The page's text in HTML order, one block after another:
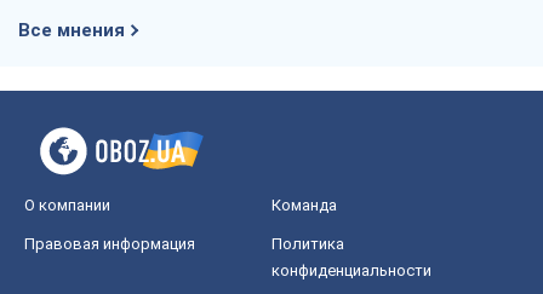
Все мнения
О компании Команда
Правовая информация
Политика
конфиденциальности